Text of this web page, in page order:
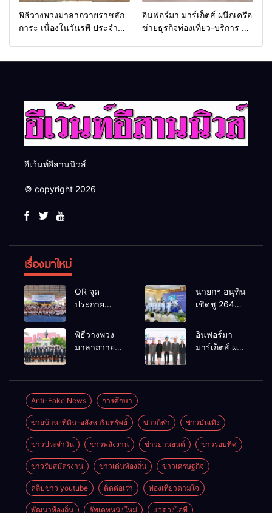
พิธีวางพวงมาลาถวายราชสัก
การะ เนื่องในวันรพี ประจำปี
อินฟอร์มา มาร์เก็ตส์ ผนึกเครือ
ข่ายธุรกิจท่องเที่ยว-บริการ จัด
อีเว้นท์อีสานนิวส์
© copyright 2026
เรื่องมาใหม่
OR จุด
ประกาย
เยาวชน ผ่าน
นายกฯ อนุทิน
เชิดชู 264
บ้านยอดเยี่ยม
มอบแหนบ
เกียรติยศแห่ง
พิธีวางพวง
มาลาถวาย
2569 และ
การแข่งขัน
ฟุตบอลวันรพี
เพื่อเชื่อม
ความสัมพันธ์
อันดีของ
หน่วยงานใน
กระบวนการ
ยุติธรรม
อินฟอร์มา
มาร์เก็ตส์ ผนึก
Thailand
2026 เชื่อม 4
งานใหญ่
สร้างโอกาส
ธุรกิจครบ
วงจร ด้วยครับ
Anti-Fake News การศึกษา
ขายบ้าน-ที่ดิน-อสังหาริมทรัพย์ ข่าวกีฬา ข่าวบันเทิง
ข่าวประจำวัน ข่าวพลังงาน ข่าวยานยนต์ ข่าวรอบทิศ
ข่าวรับสมัตรงาน ข่าวเด่นท้องถิ่น ข่าวเศรษฐกิจ
คลิปข่าว youtube ติดต่อเรา ท่องเที่ยวตามใจ
พัฒนาท้องถิ่น อัพเดทหนังใหม่ แวดวงไอที